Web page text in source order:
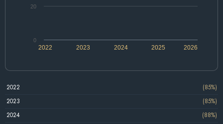
2022 2024 2026
2023 2025
0
20
2022
(85%)
2023
(85%)
2024
(88%)